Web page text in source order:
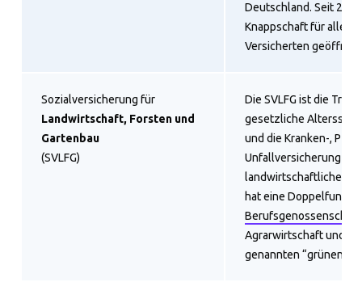
Deutschland. Seit
Knappschaft für alle
Versicherten geöffnet.
Sozialversicherung für
Landwirtschaft, Forsten und
Gartenbau
(SVLFG)
Die SVLFG ist die
gesetzliche
und die Kranken-,
Unfallversicherung für
landwirtschaftlichen
hat eine
Berufsgenossenschaft
Agrarwirtschaft und
genannten “grünen”